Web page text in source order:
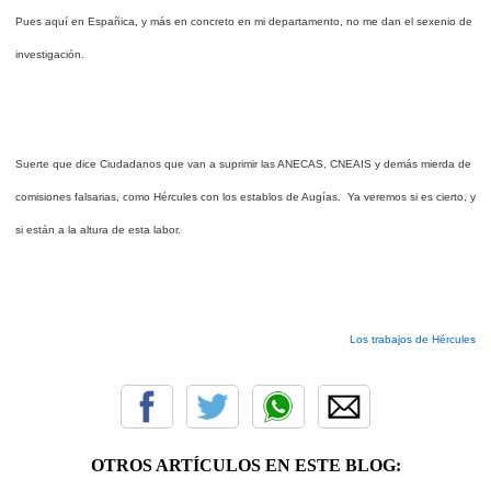
Pues aquí en Españica, y más en concreto en mi departamento, no me dan el sexenio de
investigación.
Suerte que dice Ciudadanos que van a suprimir las ANECAS, CNEAIS y demás mierda de
comisiones falsarias, como Hércules con los establos de Augías. Ya veremos si es cierto, y
si están a la altura de esta labor.
Los trabajos de Hércules
OTROS ARTÍCULOS EN ESTE BLOG: